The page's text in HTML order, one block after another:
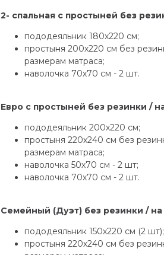
2- спальная с простыней без
пододеяльник 180х220 см;
простыня 200х220 см без
размерам матраса;
наволочка 70х70 см - 2 шт.
Евро с простыней без резинки /
пододеяльник 200х220 см;
простыня 220х240 см без
размерам матраса;
наволочка 50х70 см - 2 шт;
наволочка 70х70 см - 2 шт.
Семейный (Дуэт) без резинки /
пододеяльник 150х220 см (2 шт);
простыня 220х240 см без